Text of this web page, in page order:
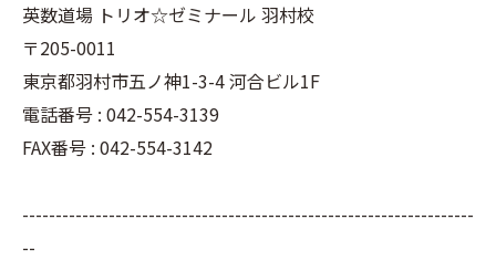
英数道場 トリオ☆ゼミナール 羽村校
〒205-0011
東京都羽村市五ノ神1-3-4 河合ビル1F
電話番号 : 042-554-3139
FAX番号 : 042-554-3142
--------------------------------------------------------------------
--